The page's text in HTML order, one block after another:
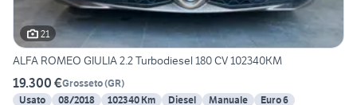
21
ALFA ROMEO GIULIA 2.2 Turbodiesel 180 CV 102340KM
19.300 €Grosseto(GR)
Usato
08/2018 102340 Km Diesel Manuale
Euro 6